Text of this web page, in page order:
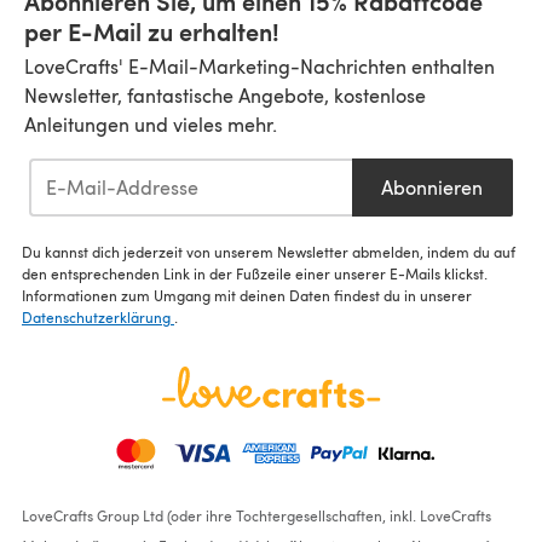
per E-Mail zu erhalten!
LoveCrafts' E-Mail-Marketing-Nachrichten enthalten
Newsletter, fantastische Angebote, kostenlose
Anleitungen und vieles mehr.
Abonnieren
Du kannst dich jederzeit von unserem Newsletter abmelden, indem du auf
den entsprechenden Link in der Fußzeile einer unserer E-Mails klickst.
Informationen zum Umgang mit deinen Daten findest du in unserer
Datenschutzerklärung
LoveCrafts Group Ltd (oder ihre Tochtergesellschaften, inkl. LoveCrafts